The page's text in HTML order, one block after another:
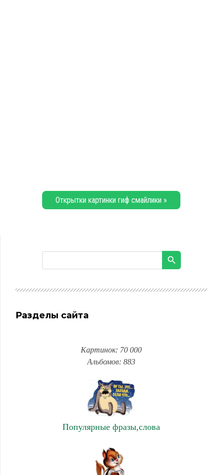
Открытки картинки гиф смайлики »
Разделы сайта
Картинок: 70 000
Альбомов: 883
Популярные фразы,слова